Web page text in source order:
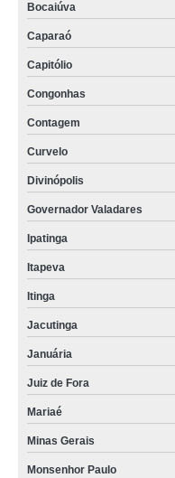
Bocaiúva
Caparaó
Capitólio
Congonhas
Contagem
Curvelo
Divinópolis
Governador Valadares
Ipatinga
Itapeva
Itinga
Jacutinga
Januária
Juiz de Fora
Mariaé
Minas Gerais
Monsenhor Paulo